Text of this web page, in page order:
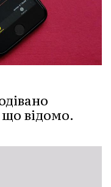
що відомо.